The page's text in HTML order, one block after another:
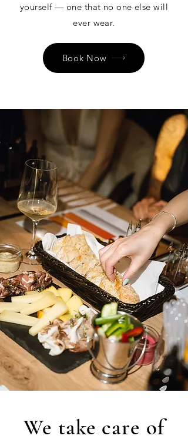
yourself — one that no one else will
ever wear.
Book Now
We take care of